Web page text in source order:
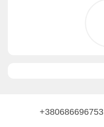
+380686696753